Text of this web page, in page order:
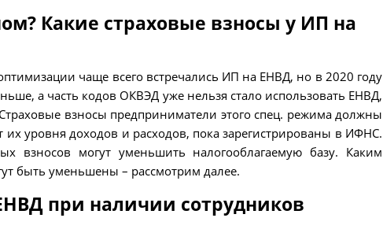
Какие страховые взносы у ИП на
чаще всего встречались ИП на ЕНВД, но в 2020 году
а часть кодов ОКВЭД уже нельзя стало использовать ЕНВД,
взносы предприниматели этого спец. режима должны
уровня доходов и расходов, пока зарегистрированы в ИФНС.
взносов могут уменьшить налогооблагаемую базу. Каким
быть уменьшены – рассмотрим далее.
при наличии сотрудников